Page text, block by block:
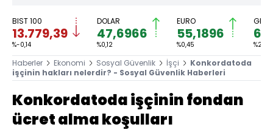
BIST 100
13.779,39
%-0,14
DOLAR
47,6966
%0,12
EURO
55,1896
%0,45 %2,59
Haberler Ekonomi Sosyal Güvenlik İşçi
Konkordatoda
işçinin hakları nelerdir? - Sosyal Güvenlik Haberleri
Konkordatoda işçinin fondan
ücret alma koşulları